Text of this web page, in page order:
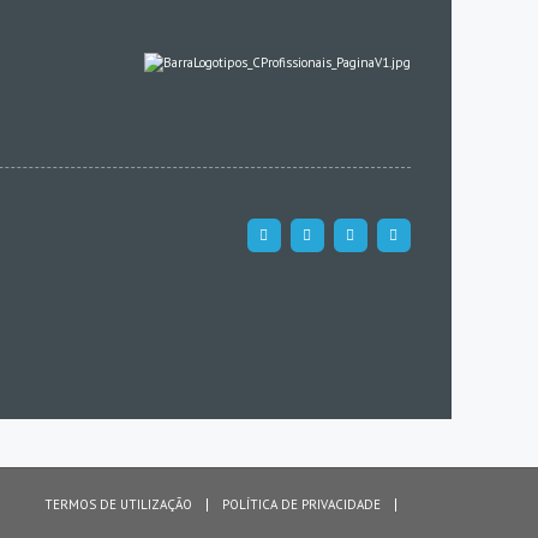
TERMOS DE UTILIZAÇÃO POLÍTICA DE PRIVACIDADE